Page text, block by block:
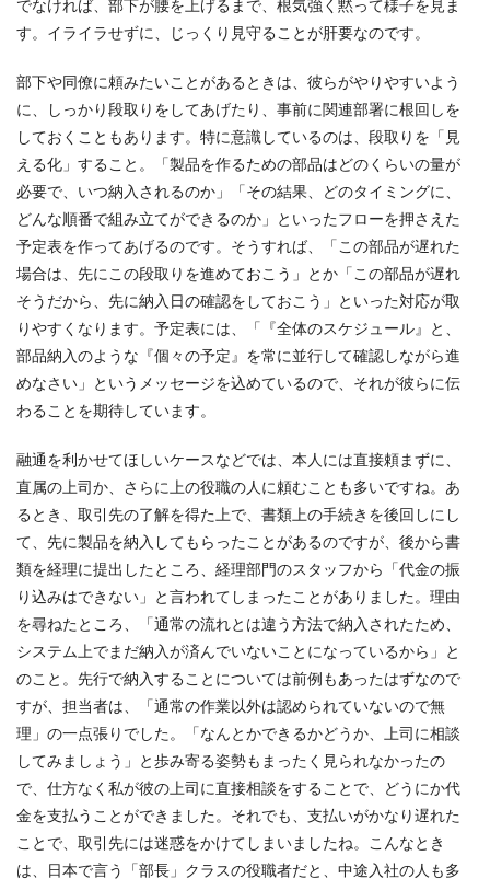
でなければ、部下が腰を上げるまで、根気強く黙って様子を見ま
す。イライラせずに、じっくり見守ることが肝要なのです。
部下や同僚に頼みたいことがあるときは、彼らがやりやすいよう
に、しっかり段取りをしてあげたり、事前に関連部署に根回しを
しておくこともあります。特に意識しているのは、段取りを「見
える化」すること。「製品を作るための部品はどのくらいの量が
必要で、いつ納入されるのか」「その結果、どのタイミングに、
どんな順番で組み立てができるのか」といったフローを押さえた
予定表を作ってあげるのです。そうすれば、「この部品が遅れた
場合は、先にこの段取りを進めておこう」とか「この部品が遅れ
そうだから、先に納入日の確認をしておこう」といった対応が取
りやすくなります。予定表には、「『全体のスケジュール』と、
部品納入のような『個々の予定』を常に並行して確認しながら進
めなさい」というメッセージを込めているので、それが彼らに伝
わることを期待しています。
融通を利かせてほしいケースなどでは、本人には直接頼まずに、
直属の上司か、さらに上の役職の人に頼むことも多いですね。あ
るとき、取引先の了解を得た上で、書類上の手続きを後回しにし
て、先に製品を納入してもらったことがあるのですが、後から書
類を経理に提出したところ、経理部門のスタッフから「代金の振
り込みはできない」と言われてしまったことがありました。理由
を尋ねたところ、「通常の流れとは違う方法で納入されたため、
システム上でまだ納入が済んでいないことになっているから」と
のこと。先行で納入することについては前例もあったはずなので
すが、担当者は、「通常の作業以外は認められていないので無
理」の一点張りでした。「なんとかできるかどうか、上司に相談
してみましょう」と歩み寄る姿勢もまったく見られなかったの
で、仕方なく私が彼の上司に直接相談をすることで、どうにか代
金を支払うことができました。それでも、支払いがかなり遅れた
ことで、取引先には迷惑をかけてしまいましたね。こんなとき
は、日本で言う「部長」クラスの役職者だと、中途入社の人も多